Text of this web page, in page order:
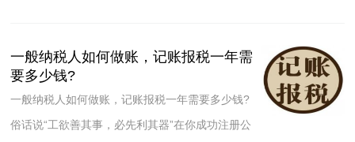
一般纳税人如何做账，记账报税一年需
要多少钱?
一般纳税人如何做账，记账报税一年需要多少钱?
俗话说“工欲善其事，必先利其器”在你成功注册公